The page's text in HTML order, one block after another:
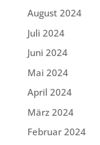
August 2024
Juli 2024
Juni 2024
Mai 2024
April 2024
März 2024
Februar 2024